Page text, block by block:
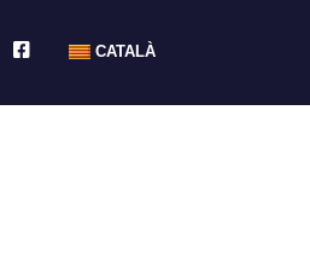
FACEBOOKCATALÀ